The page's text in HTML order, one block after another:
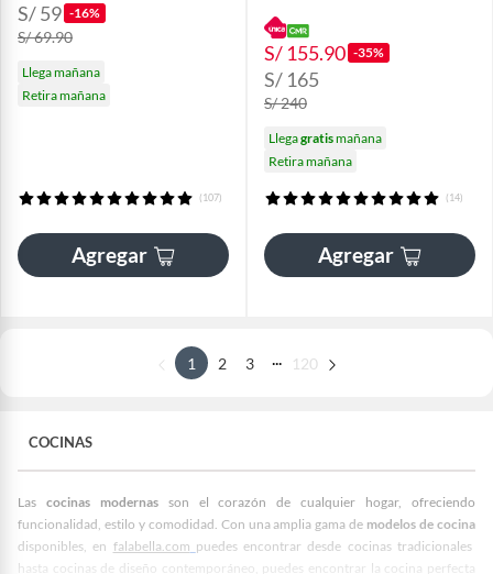
S/ 59 -16%
S/ 69.90
Llega mañana
Retira mañana
(107)
Agregar
S/ 155.90 -35%
S/ 165
S/ 240
Llegagratismañana
Retira mañana
(14)
Agregar
1 2 3 120
COCINAS
Las cocinas modernas son el corazón de cualquier hogar, ofreciendo
funcionalidad, estilo y comodidad. Con una amplia gama de modelos de cocina
disponibles, en falabella.com puedes encontrar desde cocinas tradicionales
hasta cocinas de diseño contemporáneo, puedes encontrar la cocina perfecta